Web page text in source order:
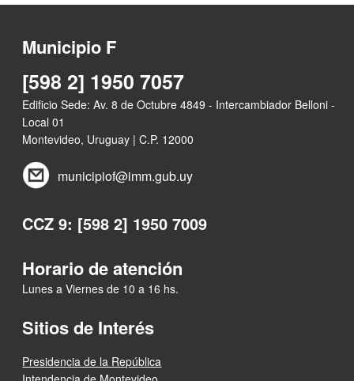
Municipio F
[598 2] 1950 7057
Edificio Sede: Av. 8 de Octubre 4849 - Intercambiador Belloni -
Local 01
Montevideo, Uruguay | C.P. 12000
municipiof@imm.gub.uy
CCZ 9: [598 2] 1950 7009
Horario de atención
Lunes a Viernes de 10 a 16 hs.
Sitios de Interés
Presidencia de la República